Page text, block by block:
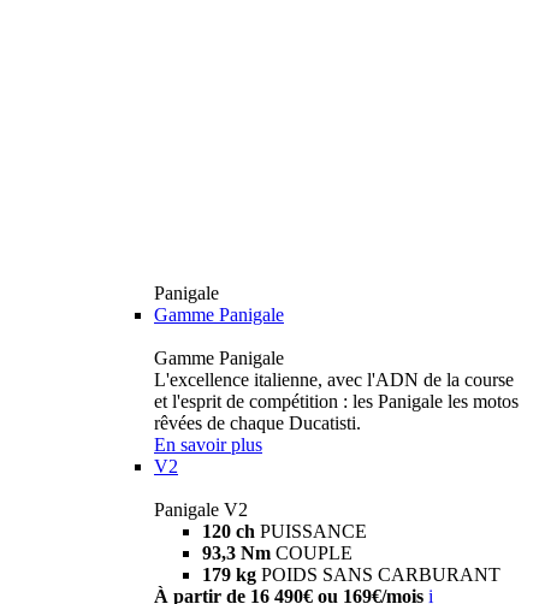
Panigale
Gamme Panigale
Gamme Panigale
L'excellence italienne, avec l'ADN de la course
et l'esprit de compétition : les Panigale les motos
rêvées de chaque Ducatisti.
En savoir plus
V2
Panigale V2
120 ch PUISSANCE
93,3 Nm COUPLE
179 kg POIDS SANS CARBURANT
À partir de 16 490€ ou 169€/mois i